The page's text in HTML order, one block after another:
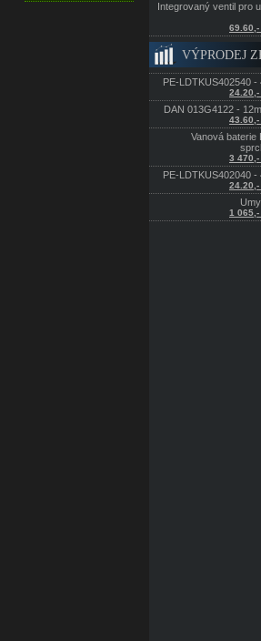
Integrovaný ventil pro
VÝPRODEJ
PE-LDTKUS402540 -
DAN 013G4122 -
Vanová baterie
3
PE-LDTKUS402040 -
1